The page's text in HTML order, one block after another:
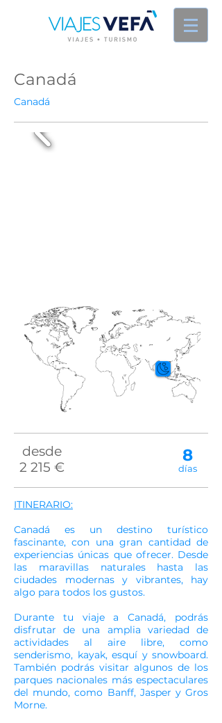
Canadá
Canadá
desde
2 215 €
8
días
ITINERARIO:
Canadá es un destino turístico
fascinante, con una gran cantidad de
experiencias únicas que ofrecer. Desde
las maravillas naturales hasta las
ciudades modernas y vibrantes, hay
algo para todos los gustos.
Durante tu viaje a Canadá, podrás
disfrutar de una amplia variedad de
actividades al aire libre, como
senderismo, kayak, esquí y snowboard.
También podrás visitar algunos de los
parques nacionales más espectaculares
del mundo, como Banff, Jasper y Gros
Morne.